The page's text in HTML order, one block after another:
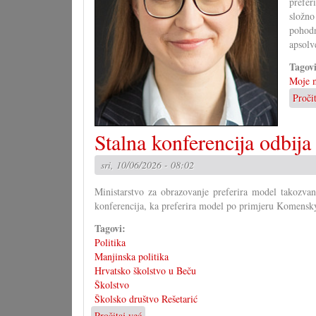
Moje
Stalna konferencija
sri, 10/06/2026 - 08:02
Ministarstvo za obrazovanje preferira model
konferencija, ka preferira model po primjeru
Tagovi:
Politika
Manjinska politika
Hrvatsko školstvo u Beču
Školstvo
Školsko društvo Rešetarić